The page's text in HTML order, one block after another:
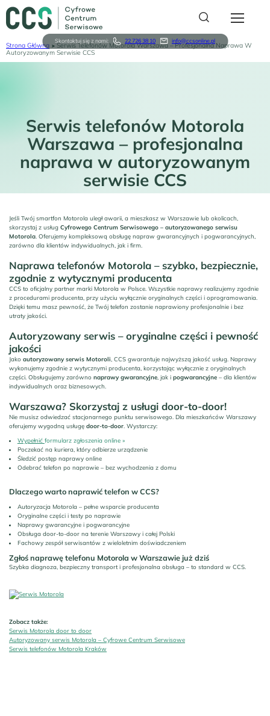
treści
Skontaktuj się z nami: 22 726 38 10 info@ccsonline.pl
Serwis
Relacje Inwestorskie
Sklep karyon
Logowanie
Rejestracja
Ścieżka
nawigacyjna
Strona Główna
Serwis Telefonów Motorola Warszawa – Profesjonalna Naprawa W
Autoryzowanym Serwisie CCS
Serwis telefonów Motorola
Warszawa – profesjonalna
naprawa w autoryzowanym
serwisie CCS
Jeśli Twój smartfon Motorola uległ awarii, a mieszkasz w Warszawie lub okolicach,
skorzystaj z usług Cyfrowego Centrum Serwisowego – autoryzowanego serwisu
Motorola . Oferujemy kompleksową obsługę napraw gwarancyjnych i pogwarancyjnych,
zarówno dla klientów indywidualnych, jak i firm.
Naprawa telefonów Motorola – szybko, bezpiecznie,
zgodnie z wytycznymi producenta
CCS to oficjalny partner marki Motorola w Polsce. Wszystkie naprawy realizujemy zgodnie
z procedurami producenta, przy użyciu wyłącznie oryginalnych części i oprogramowania.
Dzięki temu masz pewność, że Twój telefon zostanie naprawiony profesjonalnie i bez
utraty jakości.
Autoryzowany serwis – oryginalne części i pewność
jakości
Jako autoryzowany serwis Motoroli , CCS gwarantuje najwyższą jakość usług. Naprawy
wykonujemy zgodnie z wytycznymi producenta, korzystając wyłącznie z oryginalnych
części. Obsługujemy zarówno naprawy gwarancyjne , jak i pogwarancyjne – dla klientów
indywidualnych oraz biznesowych.
Warszawa? Skorzystaj z usługi door-to-door!
Nie musisz odwiedzać stacjonarnego punktu serwisowego. Dla mieszkańców Warszawy
oferujemy wygodną usługę door-to-door . Wystarczy:
Wypełnić formularz zgłoszenia online »
Poczekać na kuriera, który odbierze urządzenie
Śledzić postęp naprawy online
Odebrać telefon po naprawie – bez wychodzenia z domu
Dlaczego warto naprawić telefon w CCS?
Autoryzacja Motorola – pełne wsparcie producenta
Oryginalne części i testy po naprawie
Naprawy gwarancyjne i pogwarancyjne
Obsługa door-to-door na terenie Warszawy i całej Polski
Fachowy zespół serwisantów z wieloletnim doświadczeniem
Zgłoś naprawę telefonu Motorola w Warszawie już dziś
Szybka diagnoza, bezpieczny transport i profesjonalna obsługa – to standard w CCS.
Zobacz także:
Serwis Motorola door to door
Autoryzowany serwis Motorola – Cyfrowe Centrum Serwisowe
Serwis telefonów Motorola Kraków